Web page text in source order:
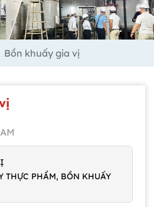
Bồn khuấy gia vị
THỰC PHẨM, BỒN KHUẤY